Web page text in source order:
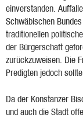
einverstanden.
Schwäbischen
traditionellen
der Bürgerschaft
zurückzuweisen. Die
Predigten jedoch
Da der Konstanzer
und auch die Stadt